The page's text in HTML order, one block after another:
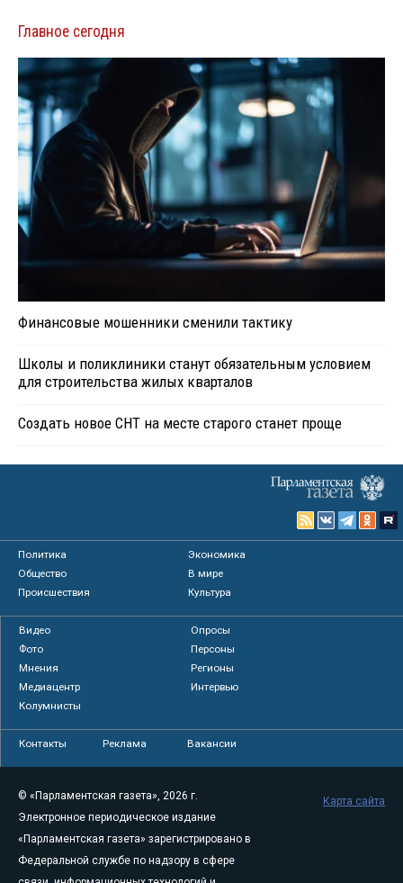
Главное сегодня
Финансовые мошенники сменили тактику
Школы и поликлиники станут обязательным условием
для строительства жилых кварталов
Создать новое СНТ на месте старого станет проще
Политика
Экономика
Общество
В мире
Происшествия
Культура
Видео
Опросы
Фото
Персоны
Мнения
Регионы
Медиацентр
Интервью
Колумнисты
Контакты Реклама Вакансии
© «Парламентская газета», 2026 г.
Электронное периодическое издание
«Парламентская газета» зарегистрировано в
Федеральной службе по надзору в сфере
Карта сайта